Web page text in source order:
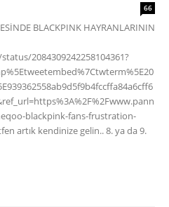
66
BLACKPINK HAYRANLARININ
2084309242258104361?
blackpink-fans-frustration-
artık kendinize gelin.. 8. ya da 9.